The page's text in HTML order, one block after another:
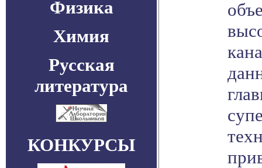
Физика
Химия
Русская
литература
КОНКУРСЫ